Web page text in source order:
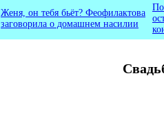
Женя, он тебя бьёт? Феофилактова
заговорила о домашнем насилии